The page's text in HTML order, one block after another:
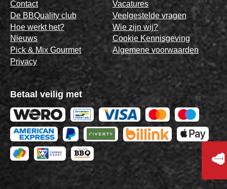
Contact
De BBQuality club
Hoe werkt het?
Nieuws
Pick & Mix Gourmet
Privacy
Vacatures
Veelgestelde vragen
Wie zijn wij?
Cookie Kennisgeving
Algemene voorwaarden
Betaal veilig met
🥩